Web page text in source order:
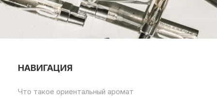
НАВИГАЦИЯ
Что такое ориентальный аромат